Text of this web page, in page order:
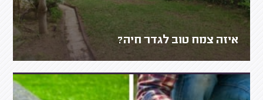
איזה צמח טוב לגדר חיה?